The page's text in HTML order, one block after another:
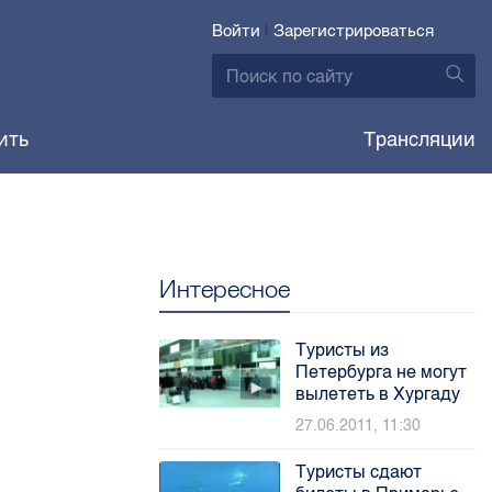
Войти | Зарегистрироваться
Трансляции
Интересное
Туристы из
Петербурга не могут
вылететь в Хургаду
27.06.2011, 11:30
Туристы сдают